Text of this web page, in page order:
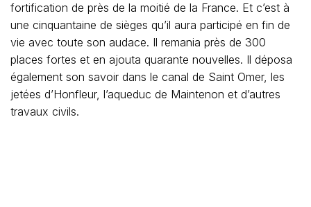
fortification de près de la moitié de la France. Et c’est à
une cinquantaine de sièges qu’il aura participé en fin de
vie avec toute son audace. Il remania près de 300
places fortes et en ajouta quarante nouvelles. Il déposa
également son savoir dans le canal de Saint Omer, les
jetées d’Honfleur, l’aqueduc de Maintenon et d’autres
travaux civils.